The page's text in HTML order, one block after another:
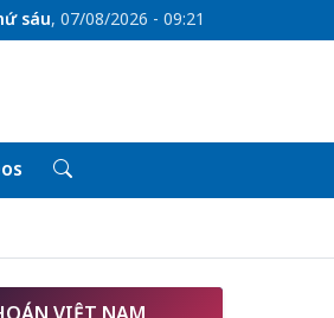
sáu, 07/08/2026 - 09:21